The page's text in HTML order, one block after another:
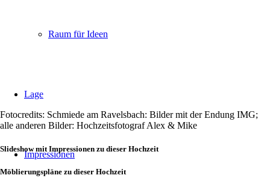
Raum für Ideen
Lage
Impressionen
Fotocredits: Schmiede am Ravelsbach: Bilder mit der Endung IMG;
alle anderen Bilder: Hochzeitsfotograf Alex & Mike
Slideshow mit Impressionen zu dieser Hochzeit
Möblierungspläne zu dieser Hochzeit